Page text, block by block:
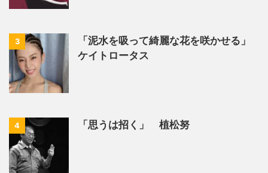
3
「泥水を吸って綺麗な花を咲かせる」
ケイトロータス
4 「思うは招く」 植松努